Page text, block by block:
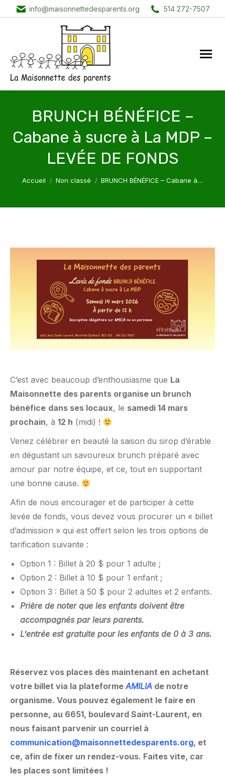
info@maisonnettedesparents.org 514 272-7507
BRUNCH BÉNÉFICE –
Cabane à sucre à La MDP –
LEVÉE DE FONDS
Vous êtes ici :
Accueil Non classé BRUNCH BÉNÉFICE – Cabane à…
C’est avec beaucoup d’enthousiasme que La
Maisonnette des parents organise un brunch
bénéfice dans ses locaux, le samedi 14 mars
prochain, à 12 h (midi) !
Venez célébrer en beauté la saison du sirop d’érable
en dégustant un savoureux brunch préparé avec
amour par notre équipe, et ce, tout en supportant
une bonne cause.
Afin de nous encourager et de participer à cette
levée de fonds, vous devez vous procurer un « billet
d’admission » qui est offert selon les trois options de
tarification suivante :
Option 1 : Billet à 20 $ pour 1 adulte ;
Option 2 : Billet à 10 $ pour 1 enfant ;
Option 3 : Billet à 50 $ pour 2 adultes et 2 enfants.
Prière de noter que les enfants doivent être
accompagnés par leurs parents.
L’entrée est gratuite pour les enfants de 0 à 3 ans.
Réservez vos places dès maintenant en achetant
votre billet via la plateformeAMILIA de notre
organisme. Vous pouvez également le faire en
personne, au 6651, boulevard Saint-Laurent, en
nous faisant parvenir un courriel à
communication@maisonnettedesparents.org, et
ce, afin de fixer un rendez-vous. Faites vite, car
les places sont limitées !